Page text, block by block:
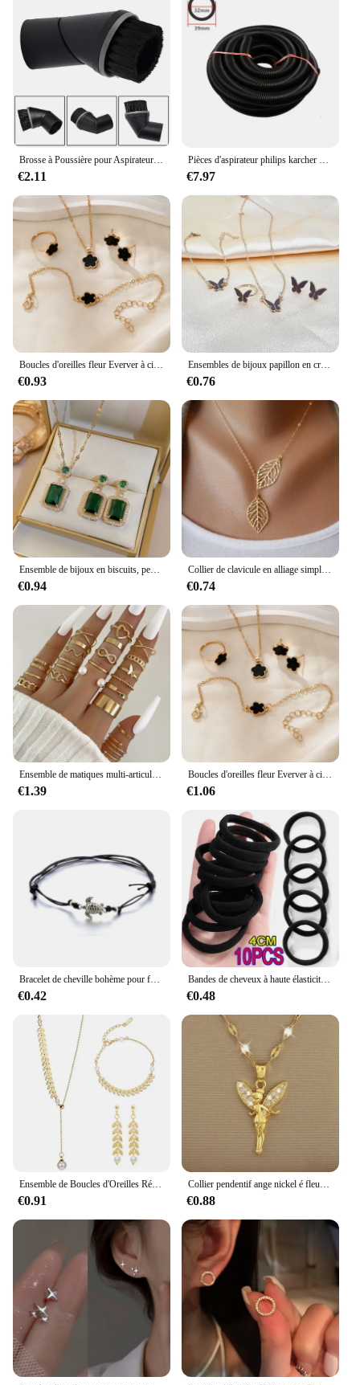
Brosse à Poussière pour Aspirateur Miele Karcher Siemens Bosch, Buse de Meubles avec Joint à Percussion, Pièces de Rechange, 35mm
€2.11
Pièces d'aspirateur philips karcher universelles, intérieur 32mm/extérieur 39mm, soufflet, pailles, tuyau fileté, tuyau souple
€7.97
Boucles d'oreilles fleur Everver à cinq pétales pour femmes, collier porte-bonheur, bague, bracelet, ensemble de quatre pièces, accessoires à la mode, bijoux de fête
€0.93
Ensembles de bijoux papillon en cristal acrylique pour femmes, bracelet romantique, bague, collier, ensemble de boucles d'oreilles, accessoires de robe de reine de mariage
€0.76
Ensemble de bijoux en biscuits, pendentif, collier, boucles d'oreilles, cubique, contre-indiqué, vert
€0.94
Collier de clavicule en alliage simple pour femme, double feuilles, Boho, cuir chevelu, PmotPresidence Collares, accessoires de mode, cadeau de bijoux, nouveau
€0.74
Ensemble de matiques multi-articulées pour femmes, design en forme de cœur, bague papillon de niche, accessoire de superposition, à la mode, 22 pièces
€1.39
Boucles d'oreilles fleur Everver à cinq pétales pour femmes, collier porte-bonheur, bague, bracelet, ensemble de quatre pièces, accessoires à la mode, bijoux de fête
€1.06
Bracelet de cheville bohème pour femme, perles rondes, bijoux de pied vintage, accessoires de jambe, été
€0.42
Bandes de cheveux à haute élasticité pour femmes et filles, bandeau noir, cravates en caoutchouc, porte-queue de cheval, chouchous, bande de sauna pour enfants, accessoires pour cheveux
€0.48
Ensemble de Boucles d'Oreilles Rétro en Cuir oral elu de Blé pour Femme Bijoux à la Mode, Collier de ix, Accessoires Sexy, 2023
€0.91
Collier pendentif ange nickel é fleur pour femme, acier au titane, bijoux de banquet de luxe, accessoires de mode, cadeau pour amis
€0.88